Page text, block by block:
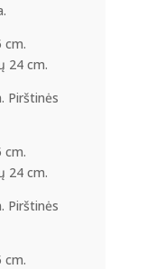
cm.
24 cm.
Pirštinės
cm.
24 cm.
Pirštinės
cm.